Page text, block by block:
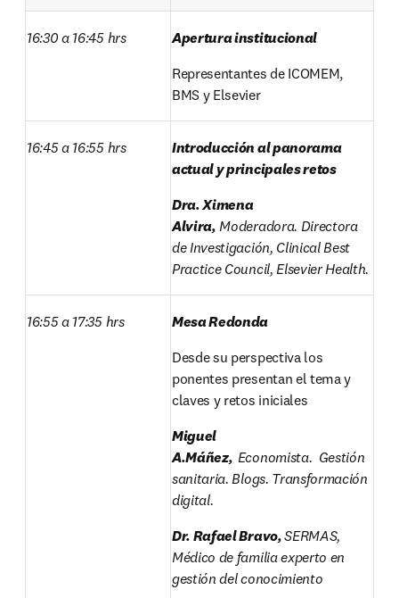
16:30 a 16:45 hrs
Apertura institucional
Representantes de ICOMEM,
BMS y Elsevier
16:45 a 16:55 hrs
Introducción al panorama
actual y principales retos
Dra. Ximena
Alvira, Moderadora. Directora
de Investigación, Clinical Best
Practice Council, Elsevier Health.
16:55 a 17:35 hrs
Mesa Redonda
Desde su perspectiva los
ponentes presentan el tema y
claves y retos iniciales
Miguel
A.Máñez, Economista.  Gestión
sanitaria. Blogs. Transformación
digital.
Dr. Rafael Bravo, SERMAS,
Médico de familia experto en
gestión del conocimiento